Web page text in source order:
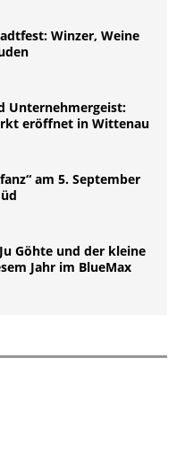
Winzer, Weine
Unternehmergeist:
eröffnet in Wittenau
am 5. September
Göhte und der kleine
Jahr im BlueMax